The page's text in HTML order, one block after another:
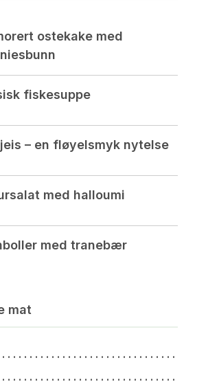
ostekake med
fiskesuppe
– en fløyelsmyk nytelse
med halloumi
med tranebær
mat